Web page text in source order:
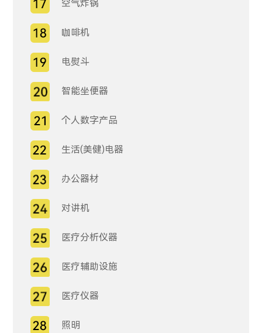
空气炸锅
咖啡机
电熨斗
智能坐便器
个人数字产品
生活(美健)电器
办公器材
对讲机
医疗分析仪器
医疗辅助设施
医疗仪器
照明